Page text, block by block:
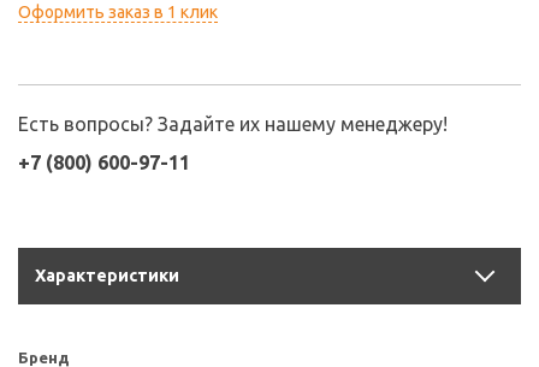
Оформить заказ в 1 клик
Есть вопросы? Задайте их нашему менеджеру!
+7 (800) 600-97-11
Характеристики
Бренд